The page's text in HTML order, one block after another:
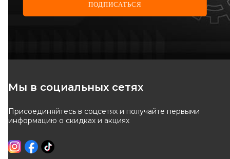
798 грн
КУПИТЬ
Kangoo 4x4 01- Л.
857 грн
КУПИТЬ
ПОДПИСАТЬСЯ
Мы в социальных сетях
Присоединяйтесь в соцсетях и получайте первыми
информацию о скидках и акциях